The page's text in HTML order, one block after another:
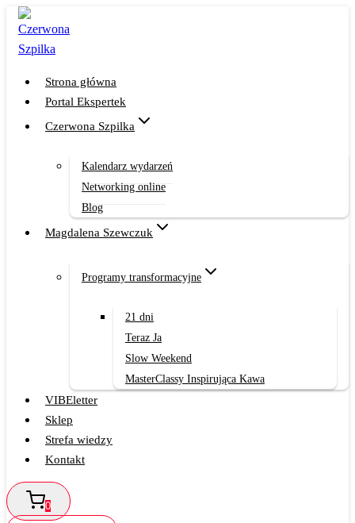
Przejdź
treści
Strona główna
Portal Ekspertek
Czerwona Szpilka
Kalendarz wydarzeń
Networking online
Blog
Magdalena Szewczuk
Programy transformacyjne
21 dni
Teraz Ja
Slow Weekend
MasterClassy Inspirująca Kawa
VIBEletter
Sklep
Strefa wiedzy
Kontakt
0